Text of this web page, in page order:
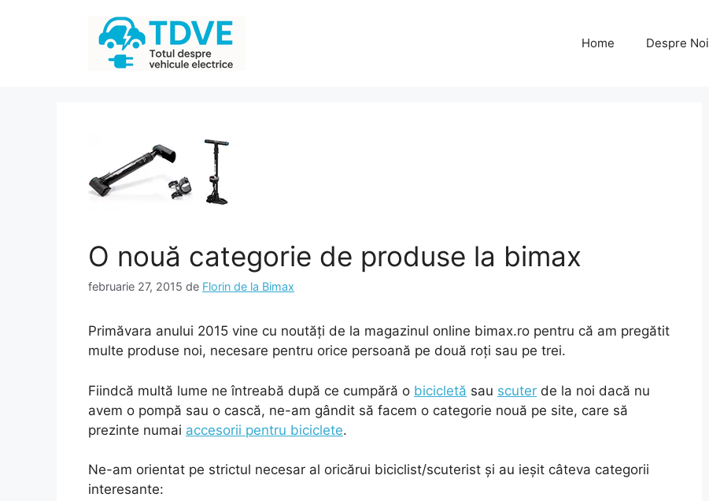
Home Despre Noi
O nouă categorie de produse la bimax
februarie 27, 2015 de Florin de la Bimax
Primăvara anului 2015 vine cu noutăți de la magazinul online bimax.ro pentru că am pregătit
multe produse noi, necesare pentru orice persoană pe două roți sau pe trei.
Fiindcă multă lume ne întreabă după ce cumpără o bicicletă sau scuter de la noi dacă nu
avem o pompă sau o cască, ne-am gândit să facem o categorie nouă pe site, care să
prezinte numai accesorii pentru biciclete.
Ne-am orientat pe strictul necesar al oricărui biciclist/scuterist și au ieșit câteva categorii
interesante: